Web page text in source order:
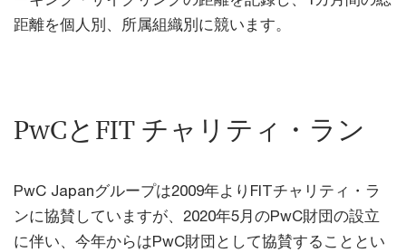
距離を個人別、所属組織別に競います。
PwCとFIT チャリティ・ラン
PwC Japanグループは2009年よりFITチャリティ・ラ
ンに協賛していますが、2020年5月のPwC財団の設立
に伴い、今年からはPwC財団として協賛することとい